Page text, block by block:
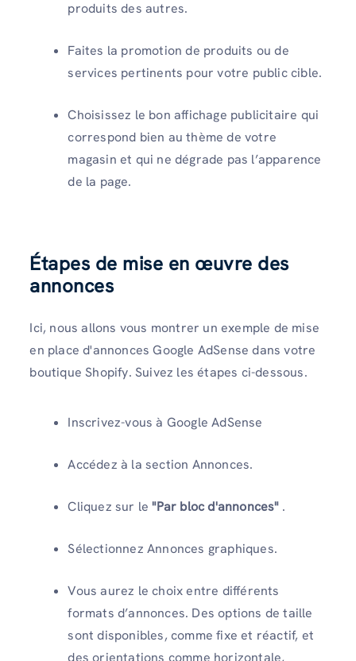
produits des autres.
Faites la promotion de produits ou de
services pertinents pour votre public cible.
Choisissez le bon affichage publicitaire qui
correspond bien au thème de votre
magasin et qui ne dégrade pas l’apparence
de la page.
Étapes de mise en œuvre des
annonces
Ici, nous allons vous montrer un exemple de mise
en place d'annonces Google AdSense dans votre
boutique Shopify. Suivez les étapes ci-dessous.
Inscrivez-vous à Google AdSense
Accédez à la section Annonces.
Cliquez sur le "Par bloc d'annonces".
Sélectionnez Annonces graphiques.
Vous aurez le choix entre différents
formats d’annonces. Des options de taille
sont disponibles, comme fixe et réactif, et
des orientations comme horizontale,